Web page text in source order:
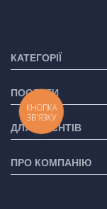
КАТЕГОРІЇ
ПОСЛУГИ
ДЛЯ КЛІЄНТІВ
ПРО КОМПАНІЮ
КНОПКА
ЗВ'ЯЗКУ